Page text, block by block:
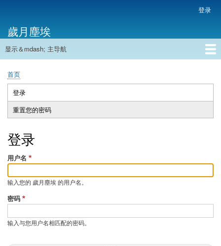
主
内
帐
户
菜
单
登录
歲月塵埃
主
航
显示＆mdash; 主导航
首页
面
包
屑
首页
主
标
登录
动
标
重置您的密码
登录
用户名
输入您的 歲月塵埃 的用户名。
密码
输入与您用户名相匹配的密码。